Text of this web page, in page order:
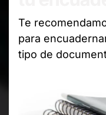
Te
para
tipo de